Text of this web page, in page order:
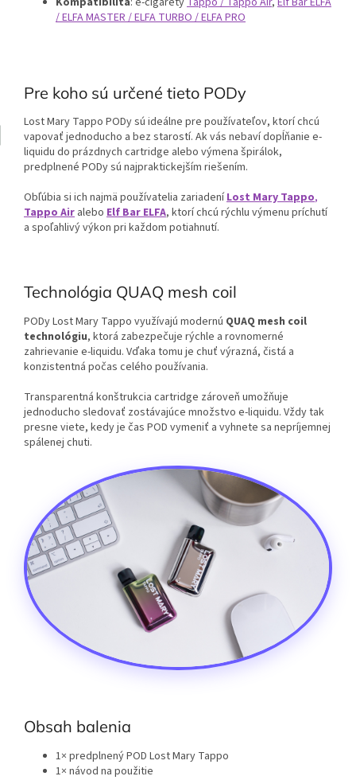
/ ELFA MASTER / ELFA TURBO / ELFA PRO
Pre koho sú určené tieto PODy
Lost Mary Tappo PODy sú ideálne pre používateľov, ktorí chcú
vapovať jednoducho a bez starostí. Ak vás nebaví dopĺňanie e-
liquidu do prázdnych cartridge alebo výmena špirálok,
predplnené PODy sú najpraktickejším riešením.
Obľúbia si ich najmä používatelia zariadeníLost Mary Tappo,
Tappo Air alebo Elf Bar ELFA, ktorí chcú rýchlu výmenu príchutí
a spoľahlivý výkon pri každom potiahnutí.
Technológia QUAQ mesh coil
PODy Lost Mary Tappo využívajú modernú QUAQ mesh coil
technológiu, ktorá zabezpečuje rýchle a rovnomerné
zahrievanie e-liquidu. Vďaka tomu je chuť výrazná, čistá a
konzistentná počas celého používania.
Transparentná konštrukcia cartridge zároveň umožňuje
jednoducho sledovať zostávajúce množstvo e-liquidu. Vždy tak
presne viete, kedy je čas POD vymeniť a vyhnete sa nepríjemnej
spálenej chuti.
Obsah balenia
1× predplnený POD Lost Mary Tappo
1× návod na použitie